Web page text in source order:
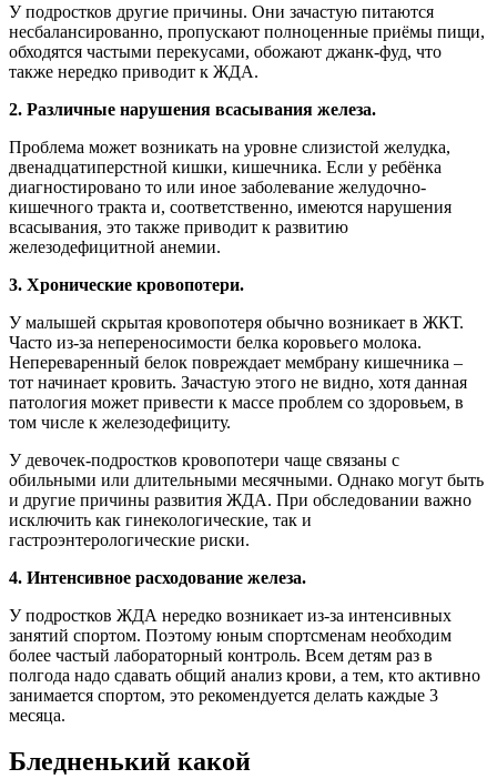
У подростков другие причины. Они зачастую питаются
несбалансированно, пропускают полноценные приёмы пищи,
обходятся частыми перекусами, обожают джанк-фуд, что
также нередко приводит к ЖДА.
2. Различные нарушения всасывания железа.
Проблема может возникать на уровне слизистой желудка,
двенадцатиперст­ной кишки, кишечника. Если у ребёнка
диагностировано то или иное заболевание желудочно-
кишечного тракта и, соответственно, имеются нарушения
всасывания, это также приводит к развитию
железодефицитной анемии.
3. Хронические кровопотери.
У малышей скрытая кровопотеря обычно возникает в ЖКТ.
Часто из-за непереносимости белка коровьего молока.
Непереваренный белок повреждает мембрану кишечника –
тот начинает кровить. Зачастую этого не видно, хотя данная
патология может привести к массе проблем со здоровьем, в
том числе к железодефициту.
У девочек-подростков кровопотери чаще связаны с
обильными или длительными месячными. Однако могут быть
и другие причины развития ЖДА. При обследовании важно
исключить как гинекологические, так и
гастроэнтерологические риски.
4. Интенсивное расходование железа.
У подростков ЖДА нередко возникает из-за интенсивных
занятий спортом. Поэтому юным спортсменам необходим
более частый лабораторный контроль. Всем детям раз в
полгода надо сдавать общий анализ крови, а тем, кто активно
занимается спортом, это рекомендуется делать каждые 3
месяца.
Бледненький какой